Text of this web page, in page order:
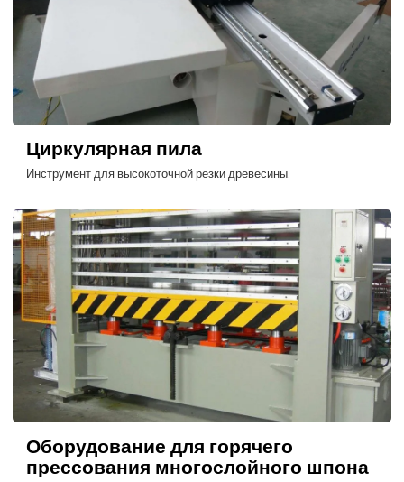
Циркулярная пила
Инструмент для высокоточной резки древесины.
Оборудование для горячего
прессования многослойного шпона